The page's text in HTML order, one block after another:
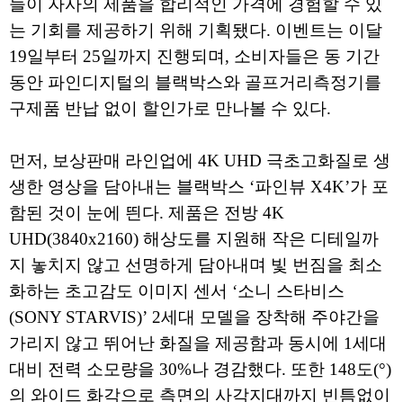
들이 자사의 제품을 합리적인 가격에 경험할 수 있
는 기회를 제공하기 위해 기획됐다. 이벤트는 이달
19일부터 25일까지 진행되며, 소비자들은 동 기간
동안 파인디지털의 블랙박스와 골프거리측정기를
구제품 반납 없이 할인가로 만나볼 수 있다.
먼저, 보상판매 라인업에 4K UHD 극초고화질로 생
생한 영상을 담아내는 블랙박스 ‘파인뷰 X4K’가 포
함된 것이 눈에 띈다. 제품은 전방 4K
UHD(3840x2160) 해상도를 지원해 작은 디테일까
지 놓치지 않고 선명하게 담아내며 빛 번짐을 최소
화하는 초고감도 이미지 센서 ‘소니 스타비스
(SONY STARVIS)’ 2세대 모델을 장착해 주야간을
가리지 않고 뛰어난 화질을 제공함과 동시에 1세대
대비 전력 소모량을 30%나 경감했다. 또한 148도(°)
의 와이드 화각으로 측면의 사각지대까지 빈틈없이